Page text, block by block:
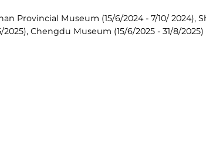
Provincial Museum (15/6/2024 - 7/10/ 2024),
Chengdu Museum (15/6/2025 - 31/8/